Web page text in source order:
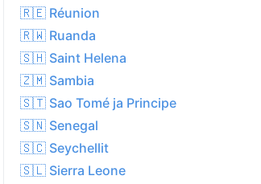
0.0 mm
7.0
06:01 AM
05:35 PM
Waning
Crescent
🇷🇪 Réunion
🇷🇼 Ruanda
🇸🇭 Saint Helena
🇿🇲 Sambia
🇸🇹 Sao Tomé ja Principe
🇸🇳 Senegal
🇸🇨 Seychellit
🇸🇱 Sierra Leone